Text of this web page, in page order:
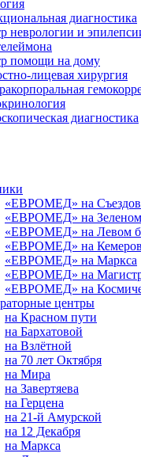
диагностика
неврологии и
помощи на дому
лицевая хирургия
диагностика
«ЕВРОМЕД» на
«ЕВРОМЕД» на Зеленом
«ЕВРОМЕД» на Левом
«ЕВРОМЕД» на
«ЕВРОМЕД» на Маркса
«ЕВРОМЕД» на
«ЕВРОМЕД» на
центры
на Красном пути
на Бархатовой
на Взлётной
на 70 лет Октября
на Мира
на Завертяева
на Герцена
на 21-й Амурской
на 12 Декабря
на Маркса